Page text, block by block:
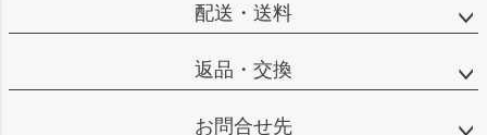
配送・送料
返品・交換
お問合せ先